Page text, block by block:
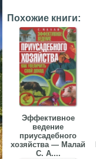
Похожие книги:
Эффективное
ведение
приусадебного
хозяйства — Малай
С. А....
▼
▼